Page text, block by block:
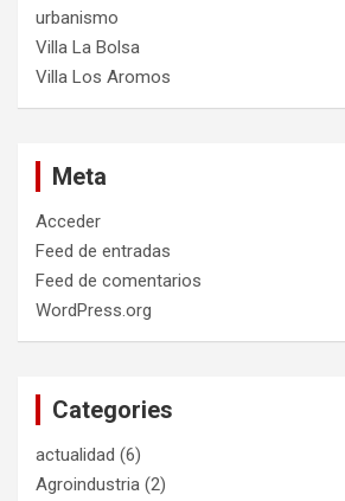
urbanismo
Villa La Bolsa
Villa Los Aromos
Meta
Acceder
Feed de entradas
Feed de comentarios
WordPress.org
Categories
actualidad (6)
Agroindustria (2)